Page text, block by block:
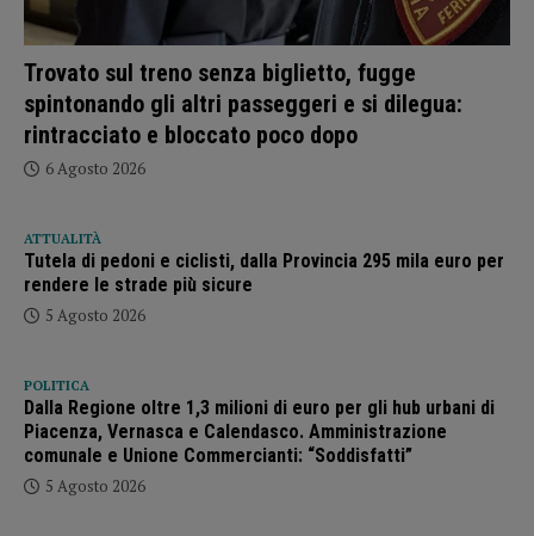
Trovato sul treno senza biglietto, fugge
spintonando gli altri passeggeri e si dilegua:
rintracciato e bloccato poco dopo
6 Agosto 2026
ATTUALITÀ
Tutela di pedoni e ciclisti, dalla Provincia 295 mila euro per
rendere le strade più sicure
5 Agosto 2026
POLITICA
Dalla Regione oltre 1,3 milioni di euro per gli hub urbani di
Piacenza, Vernasca e Calendasco. Amministrazione
comunale e Unione Commercianti: “Soddisfatti”
5 Agosto 2026